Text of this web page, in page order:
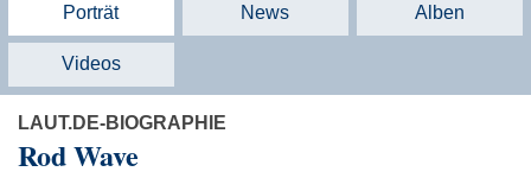
Porträt News Alben
Videos
LAUT.DE-BIOGRAPHIE
Rod Wave